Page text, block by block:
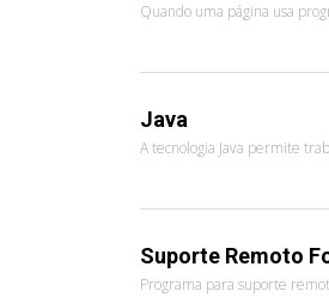
Quando uma página usa
Java
A tecnologia Java permite
Suporte Remoto
Programa para suporte